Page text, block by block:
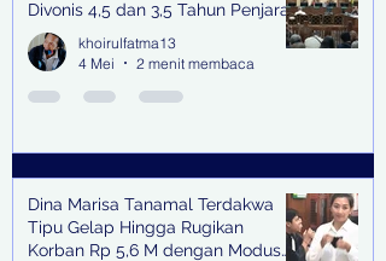
Divonis 4,5 dan 3,5 Tahun Penjara
khoirulfatma13
4 Mei
2 menit membaca
Dina Marisa Tanamal Terdakwa
Tipu Gelap Hingga Rugikan
Korban Rp 5,6 M dengan Modus